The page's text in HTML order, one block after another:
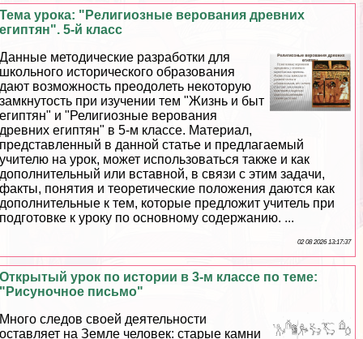
Тема урока: "Религиозные верования древних
египтян". 5-й класс
Данные методические разработки для
школьного исторического образования
дают возможность преодолеть некоторую
замкнутость при изучении тем "Жизнь и быт
египтян" и "Религиозные верования
древних египтян" в 5-м классе. Материал,
представленный в данной статье и предлагаемый
учителю на урок, может использоваться также и как
дополнительный или вставной, в связи с этим задачи,
факты, понятия и теоретические положения даются как
дополнительные к тем, которые предложит учитель при
подготовке к уроку по основному содержанию. ...
02 08 2026 13:17:37
Открытый урок по истории в 3-м классе по теме:
"Рисуночное письмо"
Много следов своей деятельности
оставляет на Земле человек: старые камни